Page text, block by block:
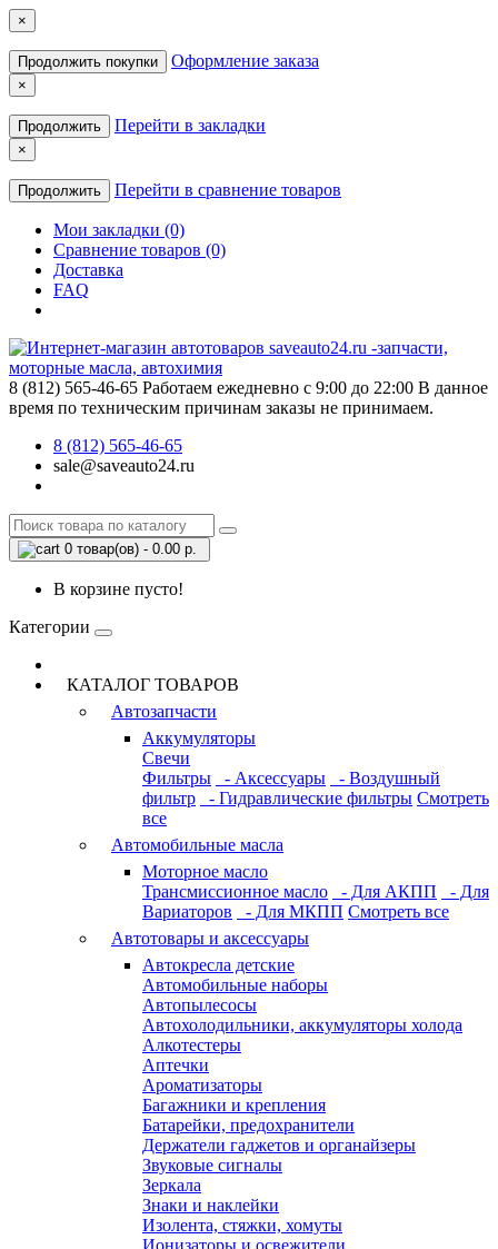
×
Продолжить покупки Оформление заказа
×
Продолжить Перейти в закладки
×
Продолжить Перейти в сравнение товаров
Мои закладки (0)
Сравнение товаров (0)
Доставка
FAQ
8 (812) 565-46-65 Работаем ежедневно с 9:00 до 22:00 В данное
время по техническим причинам заказы не принимаем.
8 (812) 565-46-65
sale@saveauto24.ru
0 товар(ов) - 0.00 р.
В корзине пусто!
Категории
КАТАЛОГ ТОВАРОВ
Автозапчасти
Аккумуляторы
Свечи
Фильтры
- Аксессуары
- Воздушный
фильтр
- Гидравлические фильтры Смотреть
все
Автомобильные масла
Моторное масло
Трансмиссионное масло
- Для АКПП
- Для
Вариаторов
- Для МКПП Смотреть все
Автотовары и аксессуары
Автокресла детские
Автомобильные наборы
Автопылесосы
Автохолодильники, аккумуляторы холода
Алкотестеры
Аптечки
Ароматизаторы
Багажники и крепления
Батарейки, предохранители
Держатели гаджетов и органайзеры
Звуковые сигналы
Зеркала
Знаки и наклейки
Изолента, стяжки, хомуты
Ионизаторы и освежители